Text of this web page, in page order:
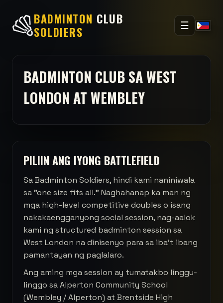
BADMINTON CLUB
SOLDIERS
☰
BADMINTON CLUB SA WEST
LONDON AT WEMBLEY
PILIIN ANG IYONG BATTLEFIELD
Sa Badminton Soldiers, hindi kami naniniwala
sa "one size fits all." Naghahanap ka man ng
mga high-level competitive doubles o isang
nakakaengganyong social session, nag-aalok
kami ng structured badminton session sa
West London na dinisenyo para sa iba't ibang
pamantayan ng paglalaro.
Ang aming mga session ay tumatakbo linggu-
linggo sa Alperton Community School
(Wembley / Alperton) at Brentside High